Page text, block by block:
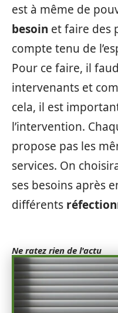
est à même de
besoin et faire des
compte tenu de
Pour ce faire, il
intervenants et
cela, il est
l’intervention.
propose pas les
services. On
ses besoins après
différents
Ne ratez rien de l'actu